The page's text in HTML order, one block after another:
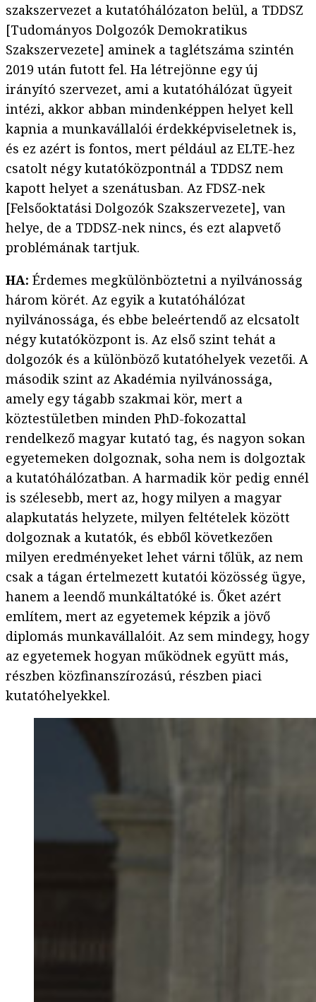
szakszervezet a kutatóhálózaton belül, a TDDSZ
[Tudományos Dolgozók Demokratikus
Szakszervezete] aminek a taglétszáma szintén
2019 után futott fel. Ha létrejönne egy új
irányító szervezet, ami a kutatóhálózat ügyeit
intézi, akkor abban mindenképpen helyet kell
kapnia a munkavállalói érdekképviseletnek is,
és ez azért is fontos, mert például az ELTE-hez
csatolt négy kutatóközpontnál a TDDSZ nem
kapott helyet a szenátusban. Az FDSZ-nek
[Felsőoktatási Dolgozók Szakszervezete], van
helye, de a TDDSZ-nek nincs, és ezt alapvető
problémának tartjuk.
HA: Érdemes megkülönböztetni a nyilvánosság
három körét. Az egyik a kutatóhálózat
nyilvánossága, és ebbe beleértendő az elcsatolt
négy kutatóközpont is. Az első szint tehát a
dolgozók és a különböző kutatóhelyek vezetői. A
második szint az Akadémia nyilvánossága,
amely egy tágabb szakmai kör, mert a
köztestületben minden PhD-fokozattal
rendelkező magyar kutató tag, és nagyon sokan
egyetemeken dolgoznak, soha nem is dolgoztak
a kutatóhálózatban. A harmadik kör pedig ennél
is szélesebb, mert az, hogy milyen a magyar
alapkutatás helyzete, milyen feltételek között
dolgoznak a kutatók, és ebből következően
milyen eredményeket lehet várni tőlük, az nem
csak a tágan értelmezett kutatói közösség ügye,
hanem a leendő munkáltatóké is. Őket azért
említem, mert az egyetemek képzik a jövő
diplomás munkavállalóit. Az sem mindegy, hogy
az egyetemek hogyan működnek együtt más,
részben közfinanszírozású, részben piaci
kutatóhelyekkel.